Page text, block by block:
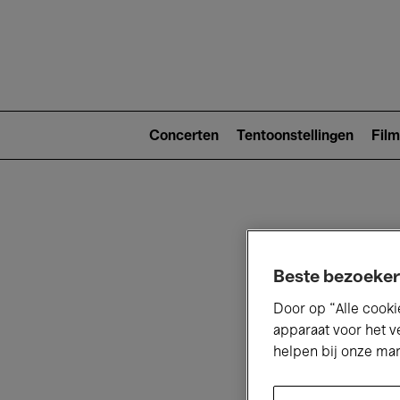
2)
Concerten Tentoonstellingen
Beste
Door op “Alle
apparaat voor het
helpen bij onze